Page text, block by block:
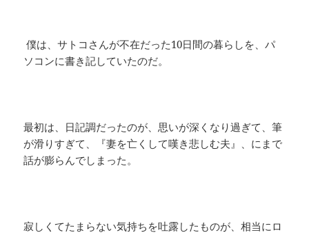
僕は、サトコさんが不在だった10日間の暮らしを、パ
ソコンに書き記していたのだ。
最初は、日記調だったのが、思いが深くなり過ぎて、筆
が滑りすぎて、『妻を亡くして嘆き悲しむ夫』、にまで
話が膨らんでしまった。
寂しくてたまらない気持ちを吐露したものが、相当にロ